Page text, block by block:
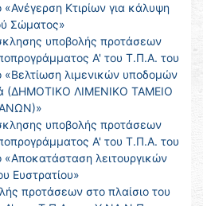
Κτιρίων για κάλυψη
Σώματος»
υποβολής προτάσεων
Α' του Τ.Π.Α. του
λιμενικών υποδομών
(ΔΗΜΟΤΙΚΟ ΛΙΜΕΝΙΚΟ ΤΑΜΕΙΟ
υποβολής προτάσεων
Α' του Τ.Π.Α. του
λειτουργικών
Ευστρατίου»
προτάσεων στο πλαίσιο του